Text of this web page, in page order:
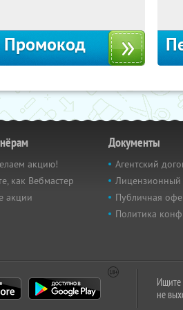
Промокод
акцию!
как Вебмастер
акции
Документы
Агентский
Лицензионный
Публичная
Политика
Ищите
не